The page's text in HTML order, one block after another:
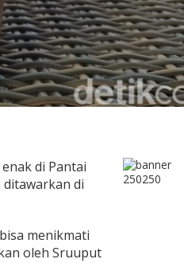
di Pantai
di
menikmati
oleh Sruuput